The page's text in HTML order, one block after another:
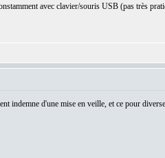
avec clavier/souris USB (pas très
indemne d'une mise en veille, et ce pour